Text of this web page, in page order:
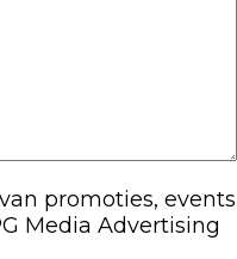
promoties, events
Media Advertising